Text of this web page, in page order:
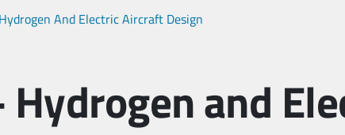
And Electric Aircraft Design
Hydrogen and